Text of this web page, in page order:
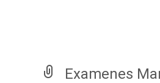
Examenes